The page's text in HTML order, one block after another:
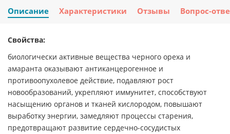
Описание Характеристики Отзывы Вопрос-
Свойства:
биологически активные вещества черного ореха и
амаранта оказывают антиканцерогенное и
противоопухолевое действие, подавляют рост
новообразований, укрепляют иммунитет, способствуют
насыщению органов и тканей кислородом, повышают
выработку энергии, замедляют процессы старения,
предотвращают развитие сердечно-сосудистых